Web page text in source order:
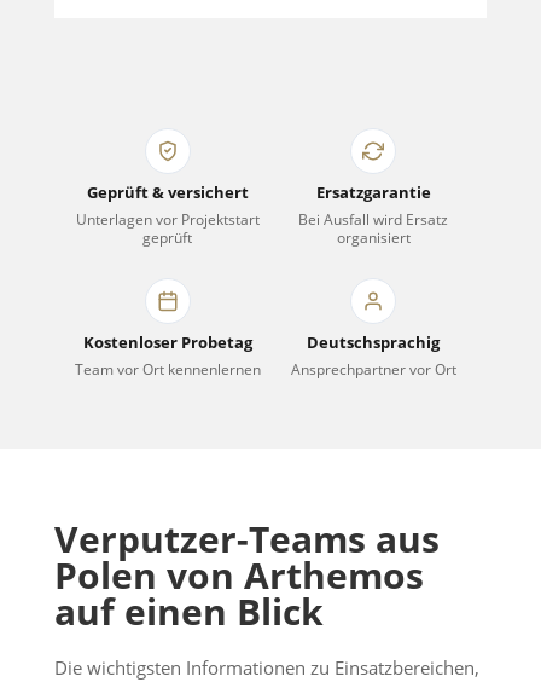
Geprüft & versichert
Unterlagen vor Projektstart
geprüft
Kostenloser Probetag
Team vor Ort kennenlernen
Ersatzgarantie
Bei Ausfall wird Ersatz
organisiert
Deutschsprachig
Ansprechpartner vor Ort
Verputzer-Teams aus
Polen von Arthemos
auf einen Blick
Die wichtigsten Informationen zu Einsatzbereichen,